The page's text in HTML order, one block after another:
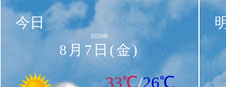
今日
2026年
8月7日(金)
33℃/26℃